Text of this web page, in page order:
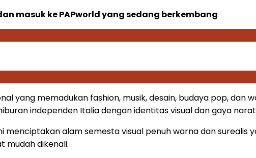
dan masuk ke PAPworld yang sedang berkembang
yang memadukan fashion, musik, desain, budaya pop, dan
independen Italia dengan identitas visual dan gaya
menciptakan alam semesta visual penuh warna dan
mudah dikenali.